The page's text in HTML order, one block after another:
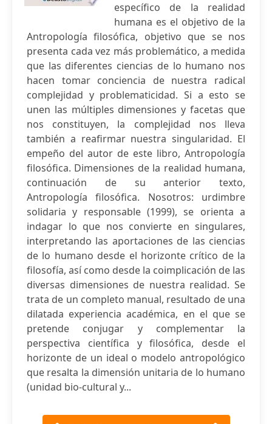
específico de la realidad
humana es el objetivo de la
Antropología filosófica, objetivo que se nos
presenta cada vez más problemático, a medida
que las diferentes ciencias de lo humano nos
hacen tomar conciencia de nuestra radical
complejidad y problematicidad. Si a esto se
unen las múltiples dimensiones y facetas que
nos constituyen, la complejidad nos lleva
también a reafirmar nuestra singularidad. El
empeño del autor de este libro, Antropología
filosófica. Dimensiones de la realidad humana,
continuación de su anterior texto,
Antropología filosófica. Nosotros: urdimbre
solidaria y responsable (1999), se orienta a
indagar lo que nos convierte en singulares,
interpretando las aportaciones de las ciencias
de lo humano desde el horizonte crítico de la
filosofía, así como desde la coimplicación de las
diversas dimensiones de nuestra realidad. Se
trata de un completo manual, resultado de una
dilatada experiencia académica, en el que se
pretende conjugar y complementar la
perspectiva científica y filosófica, desde el
horizonte de un ideal o modelo antropológico
que resalta la dimensión unitaria de lo humano
(unidad bio-cultural y...